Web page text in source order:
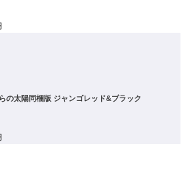
の太陽同梱版 ジャンゴレッド&ブラック